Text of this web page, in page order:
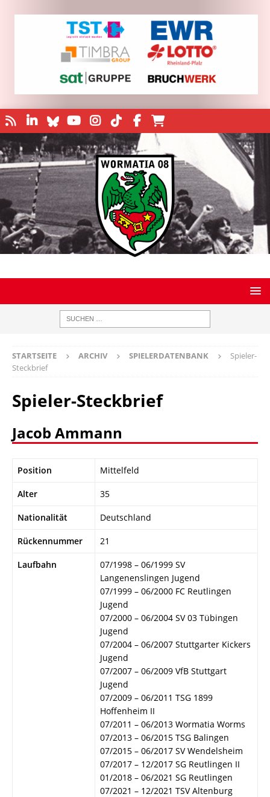
STARTSEITE ARCHIV SPIELERDATENBANK
Spieler-
Steckbrief
Spieler-Steckbrief
Jacob Ammann
Position Mittelfeld
Alter 35
Nationalität Deutschland
Rückennummer 21
Laufbahn
07/1998 – 06/1999 SV
Langenenslingen Jugend
07/1999 – 06/2000 FC Reutlingen
Jugend
07/2000 – 06/2004 SV 03 Tübingen
Jugend
07/2004 – 06/2007 Stuttgarter Kickers
Jugend
07/2007 – 06/2009 VfB Stuttgart
Jugend
07/2009 – 06/2011 TSG 1899
Hoffenheim II
07/2011 – 06/2013 Wormatia Worms
07/2013 – 06/2015 TSG Balingen
07/2015 – 06/2017 SV Wendelsheim
07/2017 – 12/2017 SG Reutlingen II
01/2018 – 06/2021 SG Reutlingen
07/2021 – 12/2021 TSV Altenburg